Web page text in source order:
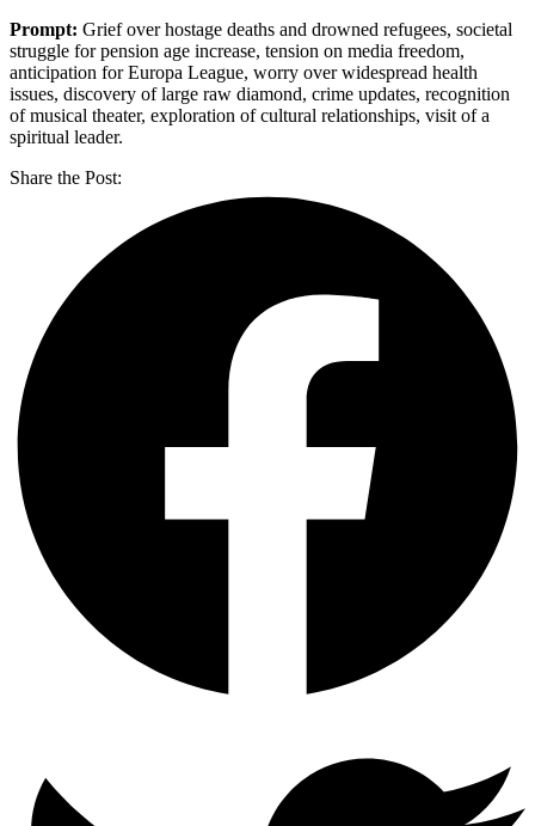
Prompt: Grief over hostage deaths and drowned refugees, societal
struggle for pension age increase, tension on media freedom,
anticipation for Europa League, worry over widespread health
issues, discovery of large raw diamond, crime updates, recognition
of musical theater, exploration of cultural relationships, visit of a
spiritual leader.
Share the Post: